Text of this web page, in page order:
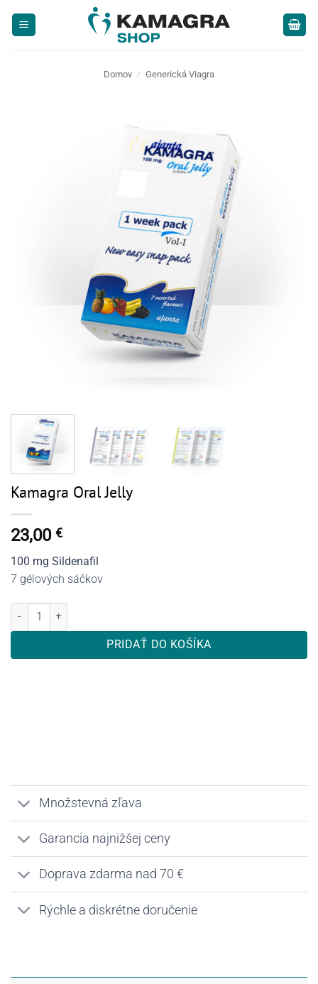
Domov / Generická Viagra
Kamagra Oral Jelly
23,00 €
100 mg Sildenafil
7 gélových sáčkov
množstvo Kamagra Oral Jelly
PRIDAŤ DO KOŠÍKA
Množstevná zľava
Garancia najnižšej ceny
Doprava zdarma nad 70 €
Rýchle a diskrétne doručenie